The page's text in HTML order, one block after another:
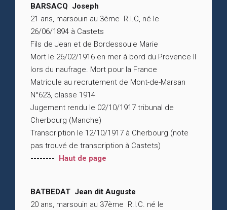
BARSACQ Joseph
21 ans, marsouin au 3ème R.I.C, né le
26/06/1894 à Castets
Fils de Jean et de Bordessoule Marie
Mort le 26/02/1916 en mer à bord du Provence II
lors du naufrage. Mort pour la France
Matricule au recrutement de Mont-de-Marsan
N°623, classe 1914
Jugement rendu le 02/10/1917 tribunal de
Cherbourg (Manche)
Transcription le 12/10/1917 à Cherbourg (note
pas trouvé de transcription à Castets)
-------- Haut de page
BATBEDAT Jean dit Auguste
20 ans, marsouin au 37ème R.I.C. né le